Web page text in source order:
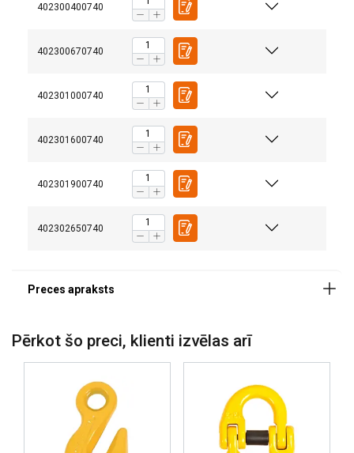
402300400740
402300670740
402301000740
402301600740
402301900740
402302650740
Standarts:
Drošības koeficients:
Klase:
Pērkot šo preci, klienti izvēlas arī